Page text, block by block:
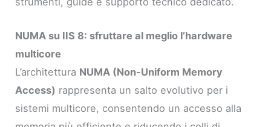
NUMA su IIS 8: sfruttare al meglio l’hardware
multicore
L’architettura NUMA (Non-Uniform Memory
Access) rappresenta un salto evolutivo per i
sistemi multicore, consentendo un accesso alla